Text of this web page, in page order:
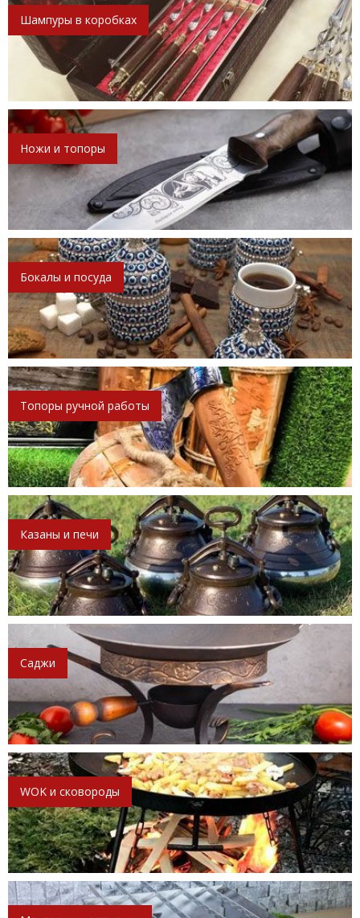
Шампуры в коробках
Ножи и топоры
Бокалы и посуда
Топоры ручной работы
Казаны и печи
Саджи
WOK и сковороды